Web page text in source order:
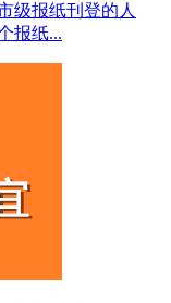
级报纸刊登的人
报纸...